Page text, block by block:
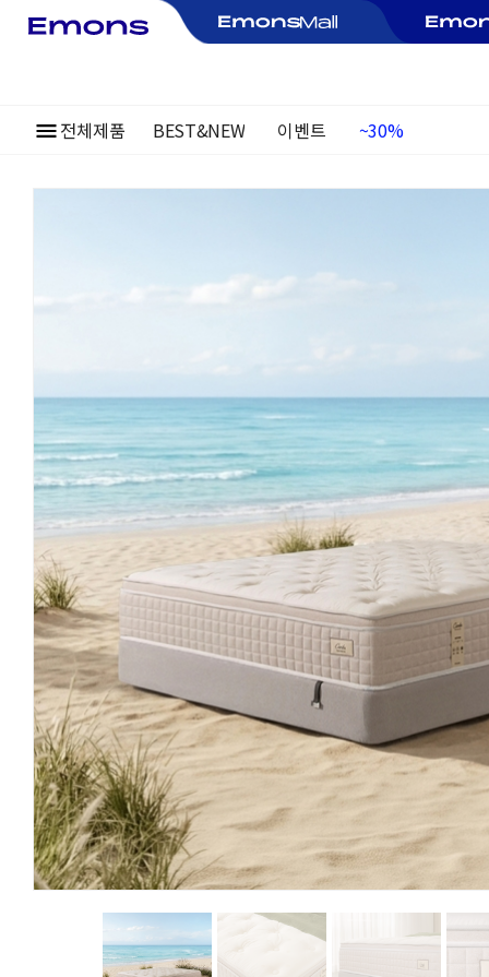
전체제품 BEST&NEW 이벤트
여름정기행사